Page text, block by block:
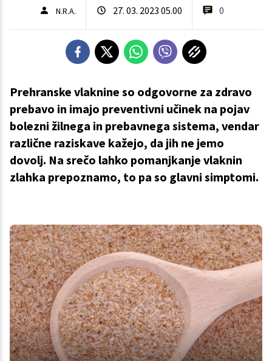
N.R.A. 27. 03. 2023 05.00 0
Prehranske vlaknine so odgovorne za zdravo
prebavo in imajo preventivni učinek na pojav
bolezni žilnega in prebavnega sistema, vendar
različne raziskave kažejo, da jih ne jemo
dovolj. Na srečo lahko pomanjkanje vlaknin
zlahka prepoznamo, to pa so glavni simptomi.